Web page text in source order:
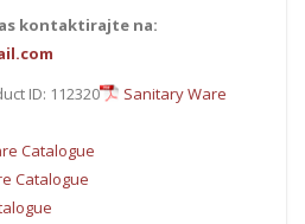
kontaktirajte na:
ID: 112320
Sanitary Ware
Catalogue
Catalogue